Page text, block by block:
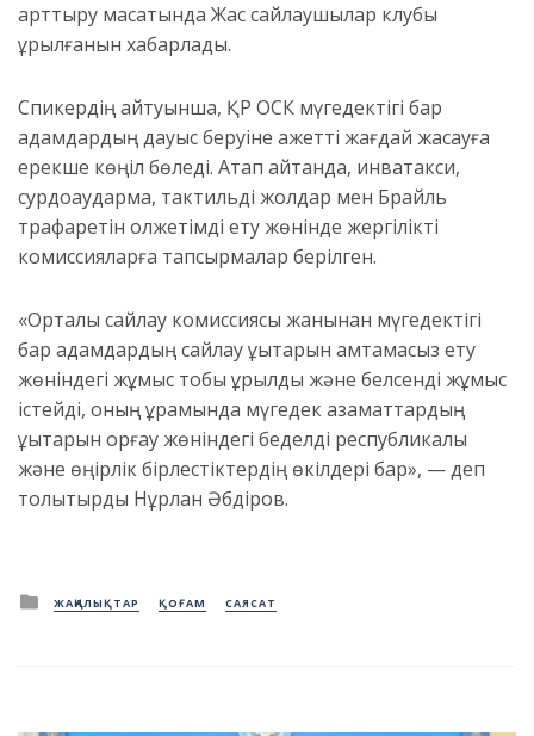
арттыру мақсатында Жас сайлаушылар клубы
құрылғанын хабарлады.
Спикердің айтуынша, ҚР ОСК мүгедектігі бар
адамдардың дауыс беруіне қажетті жағдай жасауға
ерекше көңіл бөледі. Атап айтқанда, инватакси,
сурдоаударма, тактильді жолдар мен Брайль
трафаретін қолжетімді ету жөнінде жергілікті
комиссияларға тапсырмалар берілген.
«Орталық сайлау комиссиясы жанынан мүгедектігі
бар адамдардың сайлау құқықтарын қамтамасыз ету
жөніндегі жұмыс тобы құрылды және белсенді жұмыс
істейді, оның құрамында мүгедек азаматтардың
құқықтарын қорғау жөніндегі беделді республикалық
және өңірлік бірлестіктердің өкілдері бар», — деп
толықтырды Нұрлан Әбдіров.
Posted
in
ЖАҢАЛЫҚТАР ҚОҒАМ САЯСАТ